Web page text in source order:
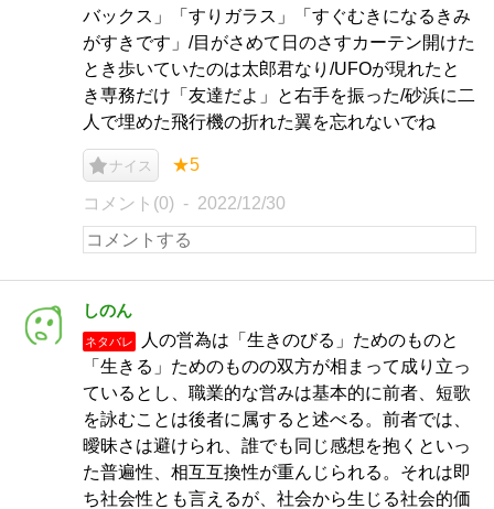
バックス」「すりガラス」「すぐむきになるきみ
がすきです」/目がさめて日のさすカーテン開けた
とき歩いていたのは太郎君なり/UFOが現れたと
き専務だけ「友達だよ」と右手を振った/砂浜に二
人で埋めた飛行機の折れた翼を忘れないでね
ナイス ★5
コメント(0) 2022/12/30
しのん
ネタバレ
人の営為は「生きのびる」ためのものと
「生きる」ためのものの双方が相まって成り立っ
ているとし、職業的な営みは基本的に前者、短歌
を詠むことは後者に属すると述べる。前者では、
曖昧さは避けられ、誰でも同じ感想を抱くといっ
た普遍性、相互互換性が重んじられる。それは即
ち社会性とも言えるが、社会から生じる社会的価